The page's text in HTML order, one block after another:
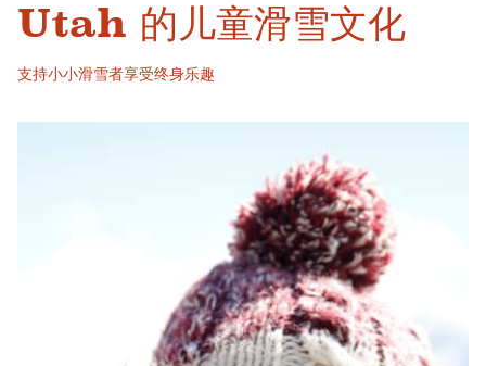
Utah 的儿童滑雪文化
支持小小滑雪者享受终身乐趣